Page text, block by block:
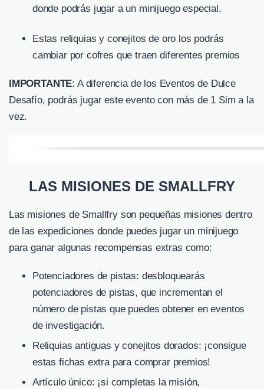
donde podrás jugar a un minijuego especial.
Estas reliquias y conejitos de oro los podrás
cambiar por cofres que traen diferentes premios
IMPORTANTE: A diferencia de los Eventos de Dulce
Desafío, podrás jugar este evento con más de 1 Sim a la
vez.
LAS MISIONES DE SMALLFRY
Las misiones de Smallfry son pequeñas misiones dentro
de las expediciones donde puedes jugar un minijuego
para ganar algunas recompensas extras como:
Potenciadores de pistas: desbloquearás
potenciadores de pistas, que incrementan el
número de pistas que puedes obtener en eventos
de investigación.
Reliquias antiguas y conejitos dorados: ¡consigue
estas fichas extra para comprar premios!
Artículo único: ¡si completas la misión,